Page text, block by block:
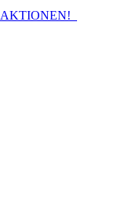
AKTIONEN!